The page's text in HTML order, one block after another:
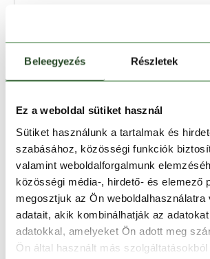
Beleegyezés Részletek
Ez a weboldal sütiket használ
Sütiket használunk a tartalmak és
szabásához, közösségi funkciók
valamint weboldalforgalmunk
közösségi média-, hirdető- és elemező
megosztjuk az Ön weboldalhasználatra
adatait, akik kombinálhatják az
adatokkal, amelyeket Ön adott meg
Ön által használt más szolgáltatásokból
TERMÉKLEÍRÁS
TERMÉK RÉSZLETEK
30 napos visszaküldés
HASONLÓ TERMÉKEK